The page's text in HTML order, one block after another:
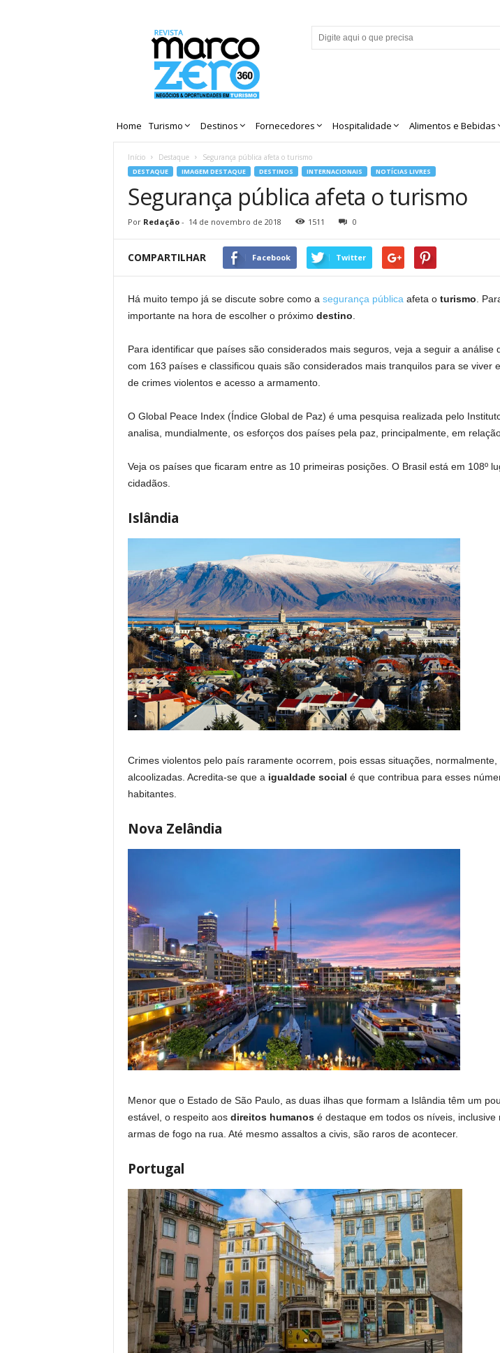
Home Turismo Destinos Fornecedores Hospitalidade Alimentos e Bebidas
Início Destaque Segurança pública afeta o turismo
DESTAQUE IMAGEM DESTAQUE DESTINOS INTERNACIONAIS NOTÍCIAS LIVRES
Segurança pública afeta o turismo
Por Redação- 14 de novembro de 2018 1511 0
COMPARTILHAR Facebook Twitter
Há muito tempo já se discute sobre como a segurança pública afeta o turismo .
importante na hora de escolher o próximo destino
Para identificar que países são considerados mais seguros, veja a seguir a análise
com 163 países e classificou quais são considerados mais tranquilos para se
de crimes violentos e acesso a armamento.
O Global Peace Index (Índice Global de Paz) é uma pesquisa realizada pelo
analisa, mundialmente, os esforços dos países pela paz, principalmente, em
Veja os países que ficaram entre as 10 primeiras posições. O Brasil está em 108º
cidadãos.
Islândia
Crimes violentos pelo país raramente ocorrem, pois essas situações,
alcoolizadas. Acredita-se que a igualdade social é que contribua para esses
habitantes.
Nova Zelândia
Menor que o Estado de São Paulo, as duas ilhas que formam a Islândia têm um
estável, o respeito aos direitos humanosé destaque em todos os níveis,
armas de fogo na rua. Até mesmo assaltos a civis, são raros de acontecer.
Portugal